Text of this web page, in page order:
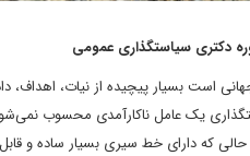
دکتری سیاستگذاری عمومی
است بسیار پیچیده از نیات،
یک عامل ناکارآمدی محسوب
که دارای خط سیری بسیار ساده و